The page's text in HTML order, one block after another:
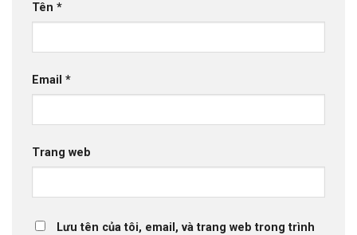
Tên *
Email *
Trang web
Lưu tên của tôi, email, và trang web trong trình